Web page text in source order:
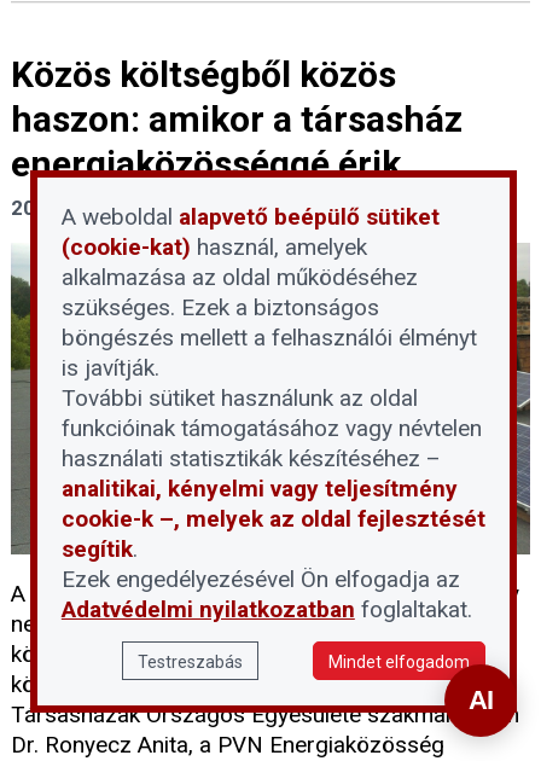
Közös költségből közös
haszon: amikor a társasház
energiaközösséggé érik
2026. március 11.
A társasházak előtt ma már valódi lehetőség, hogy
ne csak fogyasszák az áramot, hanem
közösségként termeljék és osszák meg egymás
között. A Magyarországi Ingatlantulajdonosok és
Társasházak Országos Egyesülete szakmai napon
Dr. Ronyecz Anita, a PVN Energiaközösség
A weboldal alapvető beépülő sütiket
(cookie-kat) használ, amelyek
alkalmazása az oldal működéséhez
szükséges. Ezek a biztonságos
böngészés mellett a felhasználói élményt
is javítják.
További sütiket használunk az oldal
funkcióinak támogatásához vagy névtelen
használati statisztikák készítéséhez –
analitikai, kényelmi vagy teljesítmény
cookie-k –, melyek az oldal fejlesztését
segítik.
Ezek engedélyezésével Ön elfogadja az
Adatvédelmi nyilatkozatban foglaltakat.
Testreszabás Mindet elfogadom